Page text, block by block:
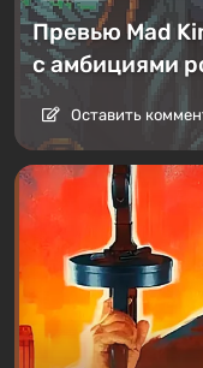
Превью Mad
с амбициями
Оставить